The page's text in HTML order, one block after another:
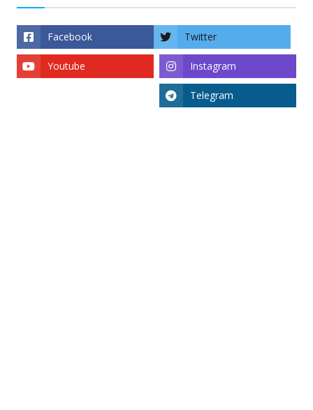
Facebook Twitter
Instagram
Youtube
Telegram